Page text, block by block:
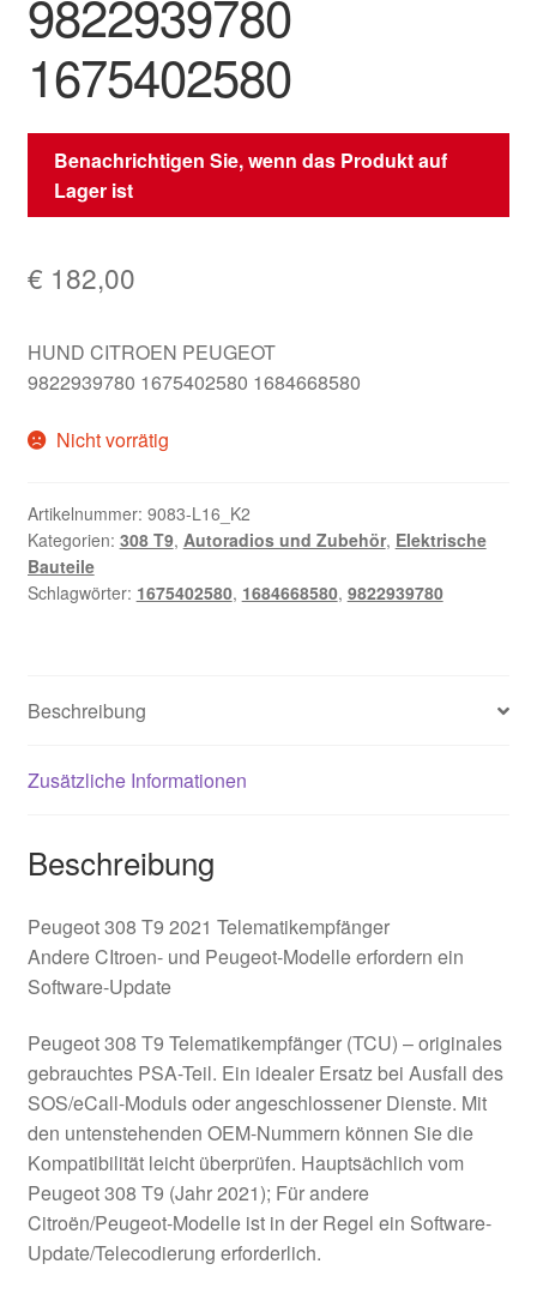
9822939780
1675402580
Benachrichtigen Sie, wenn das Produkt auf
Lager ist
€ 182,00
HUND CITROEN PEUGEOT
9822939780 1675402580 1684668580
Nicht vorrätig
Artikelnummer: 9083-L16_K2
Kategorien: 308 T9, Autoradios und Zubehör, Elektrische
Bauteile
Schlagwörter: 1675402580, 1684668580, 9822939780
Beschreibung
Zusätzliche Informationen
Beschreibung
Peugeot 308 T9 2021 Telematikempfänger
Andere CItroen- und Peugeot-Modelle erfordern ein
Software-Update
Peugeot 308 T9 Telematikempfänger (TCU) – originales
gebrauchtes PSA-Teil. Ein idealer Ersatz bei Ausfall des
SOS/eCall-Moduls oder angeschlossener Dienste. Mit
den untenstehenden OEM-Nummern können Sie die
Kompatibilität leicht überprüfen. Hauptsächlich vom
Peugeot 308 T9 (Jahr 2021); Für andere
Citroën/Peugeot-Modelle ist in der Regel ein Software-
Update/Telecodierung erforderlich.